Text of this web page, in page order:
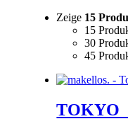
Zeige 15
15
30
45